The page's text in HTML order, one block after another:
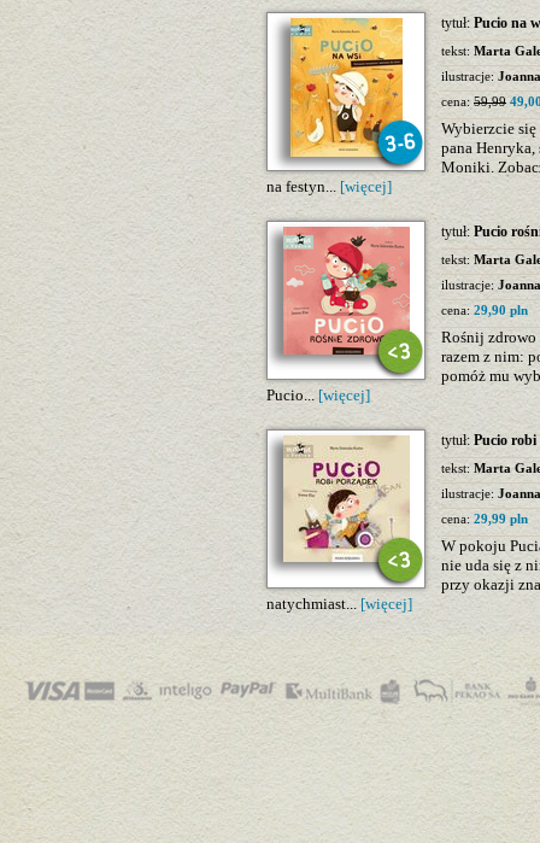
tytuł: Pucio na
tekst: Marta
ilustracje:
cena: 59,99
Wybierzcie
pana
Moniki.
na festyn... [więcej]
tytuł: Pucio
tekst: Marta
ilustracje:
cena: 29,90 pln
Rośnij zdrowo
razem z nim:
pomóż mu
Pucio... [więcej]
tytuł: Pucio robi
tekst: Marta
ilustracje:
cena: 29,99 pln
W pokoju
nie uda się z
przy okazji
natychmiast... [więcej]